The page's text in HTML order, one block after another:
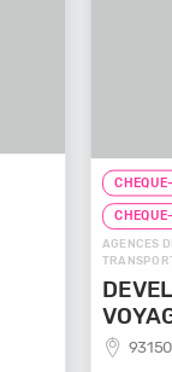
AGENCES